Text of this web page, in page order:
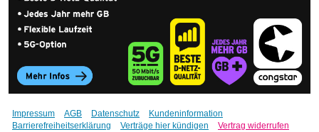
Impressum AGB Datenschutz
Kundeninformation
Barrierefreiheitserklärung
Verträge hier kündigen
Vertrag widerrufen